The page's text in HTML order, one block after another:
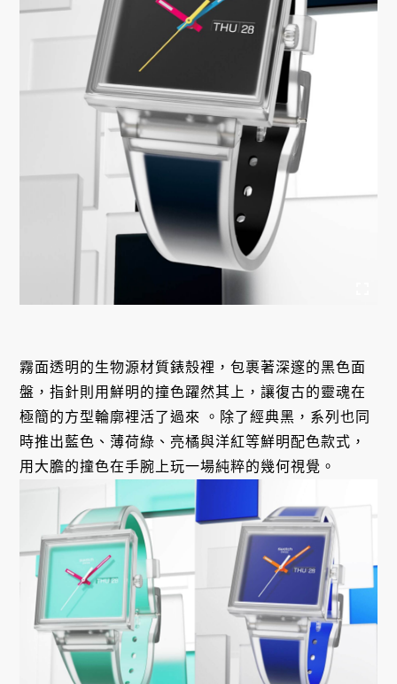
霧面透明的生物源材質錶殼裡，包裹著深邃的黑色面
盤，指針則用鮮明的撞色躍然其上，讓復古的靈魂在
極簡的方型輪廓裡活了過來
。除了經典黑，系列也同
時推出藍色、薄荷綠、亮橘與洋紅等鮮明配色款式，
用大膽的撞色在手腕上玩一場純粹的幾何視覺 。